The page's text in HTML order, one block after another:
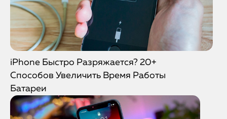
iPhone Быстро Разряжается? 20+
Способов Увеличить Время Работы
Батареи